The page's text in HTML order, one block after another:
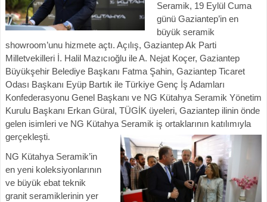
Seramik, 19 Eylül Cuma
günü Gaziantep’in en
büyük seramik
showroom’unu hizmete açtı. Açılış, Gaziantep Ak Parti
Milletvekilleri İ. Halil Mazıcıoğlu ile A. Nejat Koçer, Gaziantep
Büyükşehir Belediye Başkanı Fatma Şahin, Gaziantep Ticaret
Odası Başkanı Eyüp Bartık ile Türkiye Genç İş Adamları
Konfederasyonu Genel Başkanı ve NG Kütahya Seramik Yönetim
Kurulu Başkanı Erkan Güral, TÜGİK üyeleri, Gaziantep ilinin önde
gelen isimleri ve NG Kütahya Seramik iş ortaklarının katılımıyla
gerçekleşti.
NG Kütahya Seramik’in
en yeni koleksiyonlarının
ve büyük ebat teknik
granit seramiklerinin yer